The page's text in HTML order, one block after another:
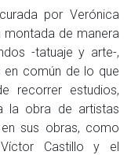
por Verónica
montada de manera
-tatuaje y arte-,
en común de lo que
recorrer estudios,
la obra de artistas
sus obras, como
Castillo y el